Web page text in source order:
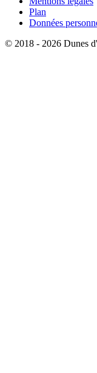
Plan
Données
© 2018 - 2026 Dunes